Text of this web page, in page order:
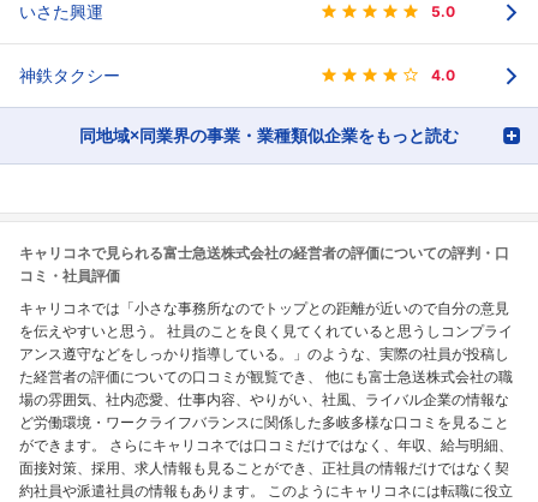
いさた興運 5.0
神鉄タクシー 4.0
同地域×同業界の事業・業種類似企業をもっと読む
キャリコネで見られる富士急送株式会社の経営者の評価についての評判・口
コミ・社員評価
キャリコネでは「小さな事務所なのでトップとの距離が近いので自分の意見
を伝えやすいと思う。 社員のことを良く見てくれていると思うしコンプライ
アンス遵守などをしっかり指導している。」のような、実際の社員が投稿し
た経営者の評価についての口コミが観覧でき、 他にも富士急送株式会社の職
場の雰囲気、社内恋愛、仕事内容、やりがい、社風、ライバル企業の情報な
ど労働環境・ワークライフバランスに関係した多岐多様な口コミを見ること
ができます。 さらにキャリコネでは口コミだけではなく、年収、給与明細、
面接対策、採用、求人情報も見ることができ、正社員の情報だけではなく契
約社員や派遣社員の情報もあります。 このようにキャリコネには転職に役立